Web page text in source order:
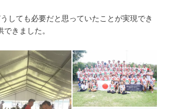
しても必要だと思っていたことが実現でき
きました。